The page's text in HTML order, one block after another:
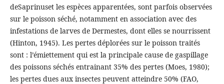
deSaprinuset les espèces apparentées, sont parfois observées
sur le poisson séché, notamment en association avec des
infestations de larves de Dermestes, dont elles se nourrissent
(Hinton, 1945). Les pertes déplorées sur le poisson traités
sont : l’émiettement qui est la principale cause de gaspillage
des poissons séchés entrainant 35% des pertes (Moes, 1980);
les pertes dues aux insectes peuvent atteindre 50% (FAO,